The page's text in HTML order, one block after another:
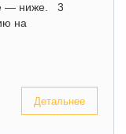
— ниже. 3
на
Детальнее